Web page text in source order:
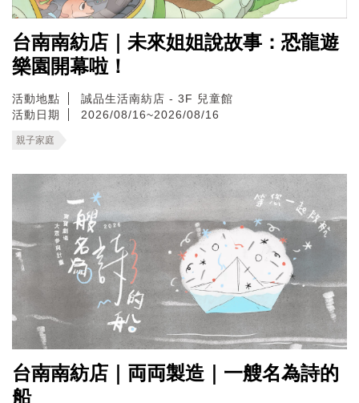
台南南紡店｜未來姐姐說故事：恐龍遊
樂園開幕啦！
活動地點
誠品生活南紡店 - 3F 兒童館
活動日期
2026/08/16~2026/08/16
親子家庭
台南南紡店｜両両製造｜一艘名為詩的
船